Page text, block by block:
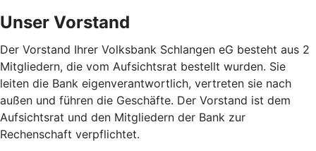
Unser Vorstand
Der Vorstand Ihrer Volksbank Schlangen eG besteht aus 2
Mitgliedern, die vom Aufsichtsrat bestellt wurden. Sie
leiten die Bank eigenverantwortlich, vertreten sie nach
außen und führen die Geschäfte. Der Vorstand ist dem
Aufsichtsrat und den Mitgliedern der Bank zur
Rechenschaft verpflichtet.